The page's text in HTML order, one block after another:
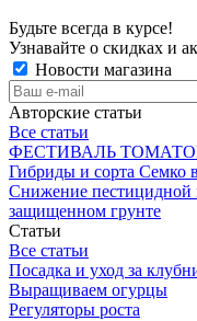
Будьте всегда в курсе!
Узнавайте о скидках и
Новости магазина
Авторские статьи
Все статьи
ФЕСТИВАЛЬ
Гибриды и сорта Семко
Снижение пестицидной
защищенном грунте
Статьи
Все статьи
Посадка и уход за
Выращиваем огурцы
Регуляторы роста